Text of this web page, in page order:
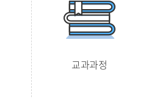
교과과정